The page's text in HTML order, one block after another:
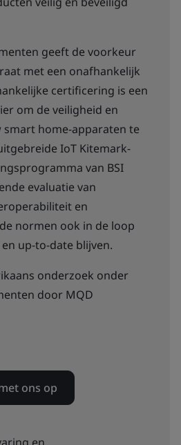
geeft de voorkeur
met een onafhankelijk
certificering is een
om de veiligheid en
smart home-apparaten te
IoT Kitemark-
van BSI
evaluatie van
en
normen ook in de loop
up-to-date blijven.
onderzoek onder
door MQD
ons op